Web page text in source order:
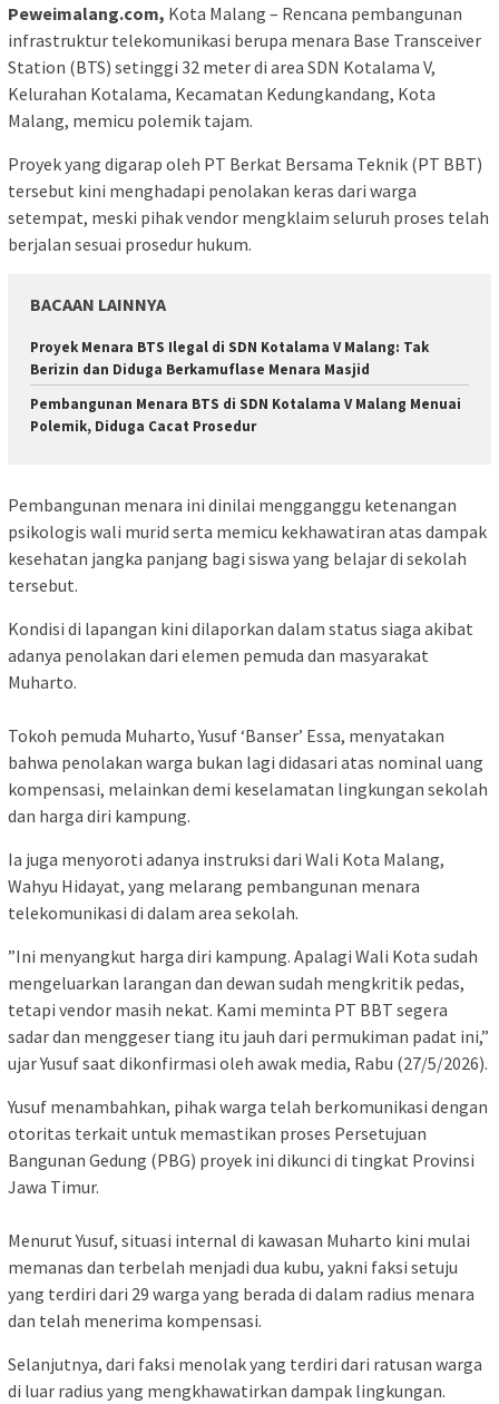
Peweimalang.com, ​Kota Malang – Rencana pembangunan
infrastruktur telekomunikasi berupa menara Base Transceiver
Station (BTS) setinggi 32 meter di area SDN Kotalama V,
Kelurahan Kotalama, Kecamatan Kedungkandang, Kota
Malang, memicu polemik tajam.
Proyek yang digarap oleh PT Berkat Bersama Teknik (PT BBT)
tersebut kini menghadapi penolakan keras dari warga
setempat, meski pihak vendor mengklaim seluruh proses telah
berjalan sesuai prosedur hukum.
BACAAN LAINNYA
Proyek Menara BTS Ilegal di SDN Kotalama V Malang: Tak
Berizin dan Diduga Berkamuflase Menara Masjid
Pembangunan Menara BTS di SDN Kotalama V Malang Menuai
Polemik, Diduga Cacat Prosedur
​Pembangunan menara ini dinilai mengganggu ketenangan
psikologis wali murid serta memicu kekhawatiran atas dampak
kesehatan jangka panjang bagi siswa yang belajar di sekolah
tersebut.
Kondisi di lapangan kini dilaporkan dalam status siaga akibat
adanya penolakan dari elemen pemuda dan masyarakat
Muharto.
​Tokoh pemuda Muharto, Yusuf ‘Banser’ Essa, menyatakan
bahwa penolakan warga bukan lagi didasari atas nominal uang
kompensasi, melainkan demi keselamatan lingkungan sekolah
dan harga diri kampung.
Ia juga menyoroti adanya instruksi dari Wali Kota Malang,
Wahyu Hidayat, yang melarang pembangunan menara
telekomunikasi di dalam area sekolah.
​”Ini menyangkut harga diri kampung. Apalagi Wali Kota sudah
mengeluarkan larangan dan dewan sudah mengkritik pedas,
tetapi vendor masih nekat. Kami meminta PT BBT segera
sadar dan menggeser tiang itu jauh dari permukiman padat ini,”
ujar Yusuf saat dikonfirmasi oleh awak media, Rabu (27/5/2026).
​Yusuf menambahkan, pihak warga telah berkomunikasi dengan
otoritas terkait untuk memastikan proses Persetujuan
Bangunan Gedung (PBG) proyek ini dikunci di tingkat Provinsi
Jawa Timur.
​Menurut Yusuf, situasi internal di kawasan Muharto kini mulai
memanas dan terbelah menjadi dua kubu, yakni ​faksi setuju
yang terdiri dari 29 warga yang berada di dalam radius menara
dan telah menerima kompensasi.
Selanjutnya, dari faksi menolak yang terdiri dari ratusan warga
di luar radius yang mengkhawatirkan dampak lingkungan.